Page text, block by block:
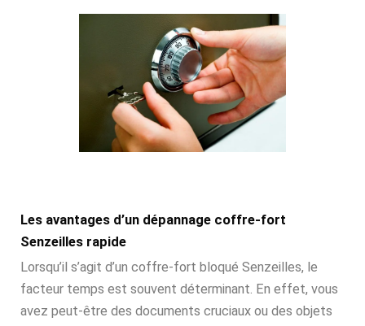
Les avantages d’un dépannage coffre-fort
Senzeilles rapide
Lorsqu’il s’agit d’un coffre-fort bloqué Senzeilles, le
facteur temps est souvent déterminant. En effet, vous
avez peut-être des documents cruciaux ou des objets